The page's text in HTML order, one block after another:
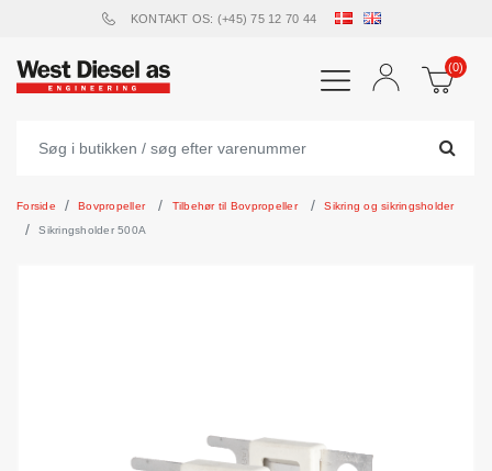
KONTAKT OS: (+45) 75 12 70 44
(0)
Forside Bovpropeller Tilbehør til Bovpropeller
Sikring og sikringsholder
Sikringsholder 500A